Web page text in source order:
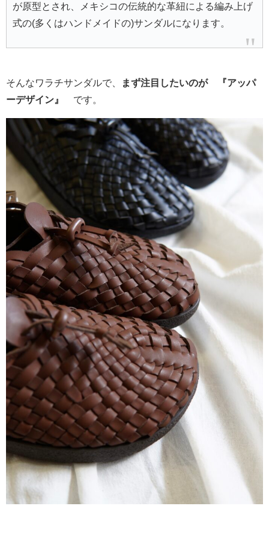
が原型とされ、メキシコの伝統的な革紐による編み上げ
式の(多くはハンドメイドの)サンダルになります。
そんなワラチサンダルで、
まず注目したいのが 『アッパ
ーデザイン』 です。